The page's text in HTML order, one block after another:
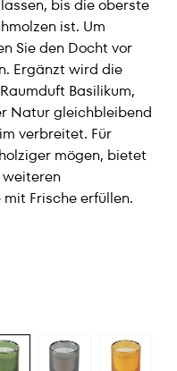
bis die oberste
ist. Um
Sie den Docht vor
Ergänzt wird die
Basilikum,
Natur gleichbleibend
verbreitet. Für
mögen, bietet
Frische erfüllen.